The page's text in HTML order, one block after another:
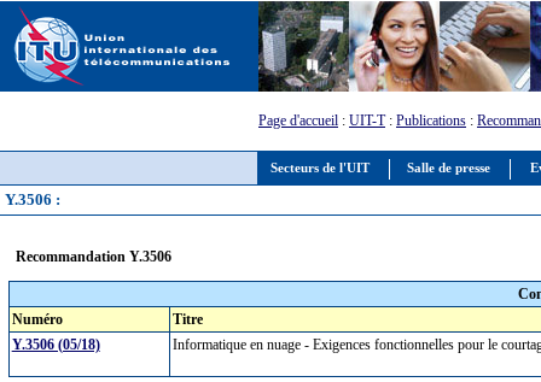
Secteurs de l'UIT Salle de presse
Page d'accueil : UIT-T: Publications :
Y.3506 :
Recommandation Y.3506
Numéro
Titre
Y.3506 (05/18)
Informatique en nuage - Exigences fonctionnelles pour le